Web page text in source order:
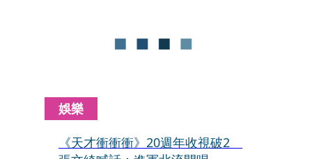
娛樂
《天才衝衝衝》20週年收視破2